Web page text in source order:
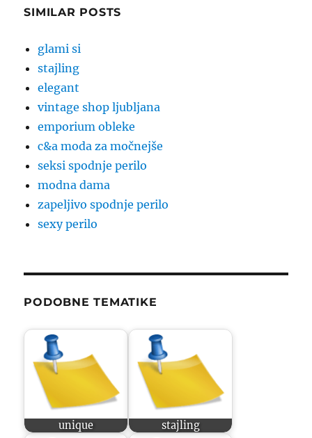
SIMILAR POSTS
glami si
stajling
elegant
vintage shop ljubljana
emporium obleke
c&a moda za močnejše
seksi spodnje perilo
modna dama
zapeljivo spodnje perilo
sexy perilo
PODOBNE TEMATIKE
unique stajling